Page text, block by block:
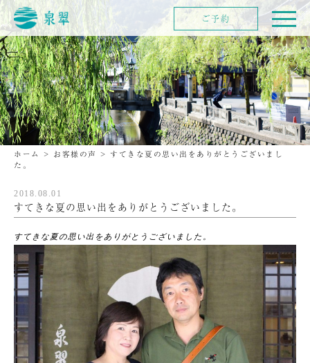
ホーム > お客様の声 > すてきな夏の思い出をありがとうございまし
た。
2018.08.01
すてきな夏の思い出をありがとうございました。
すてきな夏の思い出をありがとうございました。
ご予約